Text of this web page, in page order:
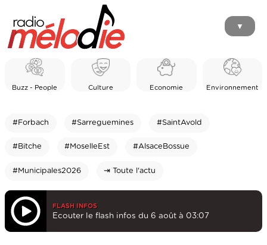
▼
Buzz - People Culture Economie Environnement
#Forbach #Sarreguemines #SaintAvold
#Bitche #MoselleEst #AlsaceBossue
#Municipales2026 ⇥ Toute l'actu
FLASH INFOS
Ecouter le flash infos du 6 août à 03:07